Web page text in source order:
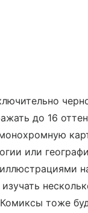
до 16
или
тоже